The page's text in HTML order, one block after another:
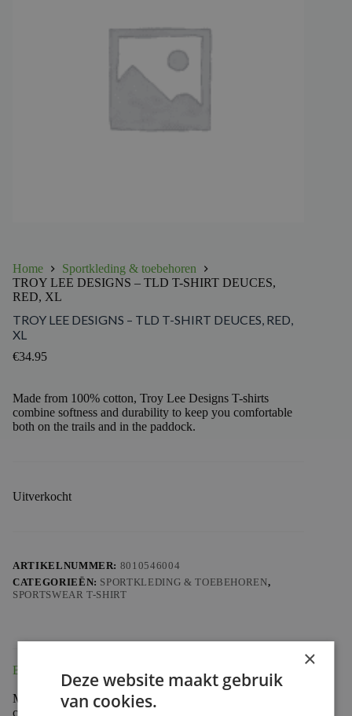
Home
Sportkleding & toebehoren
TROY LEE DESIGNS – TLD T-SHIRT DEUCES,
RED, XL
TROY LEE DESIGNS – TLD T-SHIRT DEUCES, RED,
XL
€34.95
Made from 100% cotton, Troy Lee Designs T-shirts
combine softness and durability to keep you comfortable
both on the trails and in the paddock.
Uitverkocht
ARTIKELNUMMER: 8010546004
CATEGORIEËN: SPORTKLEDING & TOEBEHOREN,
SPORTSWEAR T-SHIRT
Beschrijving
Made from 100% cotton, Troy Lee Designs T-shirts
combine softness and durability to keep you comfortable
×
Deze website maakt gebruik
van cookies.